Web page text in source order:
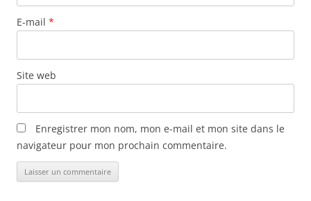
l
e
s
E-mail *
Site web
Enregistrer mon nom, mon e-mail et mon site dans le
navigateur pour mon prochain commentaire.